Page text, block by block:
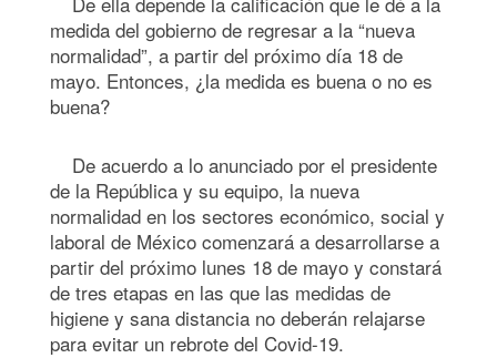
medida del gobierno de regresar a la “nueva
normalidad”, a partir del próximo día 18 de
mayo. Entonces, ¿la medida es buena o no es
buena?
De acuerdo a lo anunciado por el presidente
de la República y su equipo, la nueva
normalidad en los sectores económico, social y
laboral de México comenzará a desarrollarse a
partir del próximo lunes 18 de mayo y constará
de tres etapas en las que las medidas de
higiene y sana distancia no deberán relajarse
para evitar un rebrote del Covid-19.